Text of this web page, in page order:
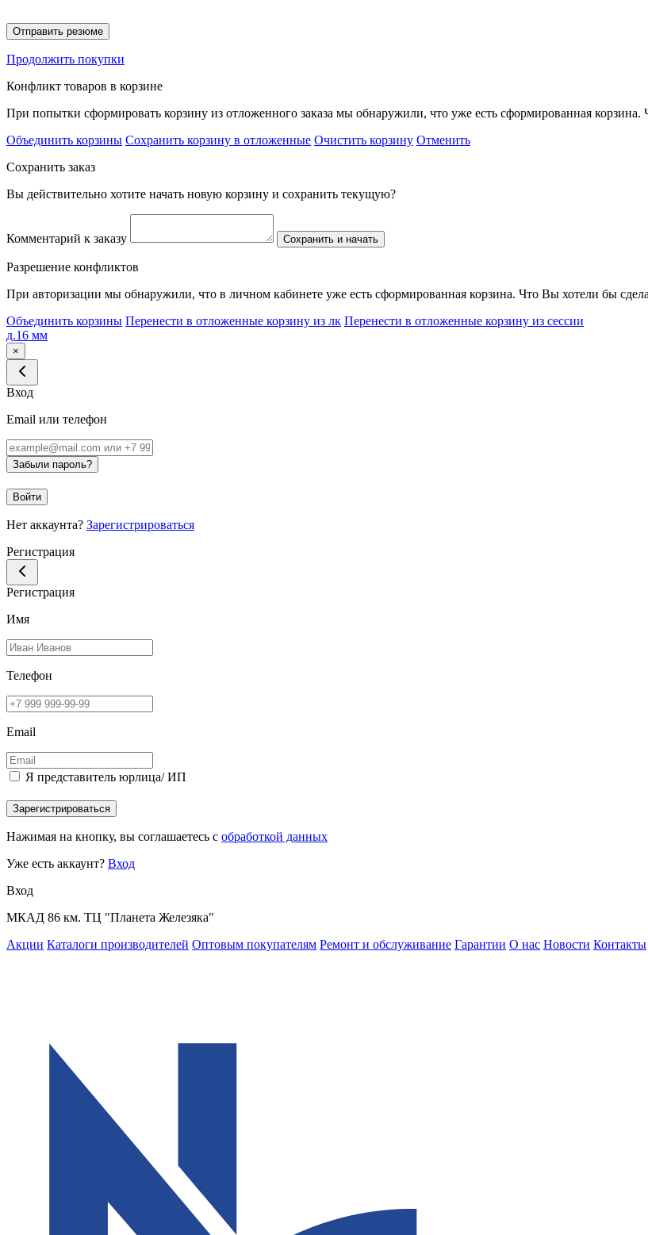
Отправить резюме
Продолжить покупки
Конфликт товаров в корзине
При попытки сформировать корзину из отложенного заказа мы обнаружили, что уже есть сформированная корзина.
Объединить корзины Сохранить корзину в отложенные Очистить корзину Отменить
Сохранить заказ
Вы действительно хотите начать новую корзину и сохранить текущую?
Комментарий к заказу Сохранить и начать
Разрешение конфликтов
При авторизации мы обнаружили, что в личном кабинете уже есть сформированная корзина. Что Вы хотели бы
Объединить корзины Перенести в отложенные корзину из лк Перенести в отложенные корзину из сессии
д.16 мм
×
Вход
Email или телефон
Забыли пароль?
Войти
Нет аккаунта? Зарегистрироваться
Регистрация
Регистрация
Имя
Телефон
Email
Я представитель юрлица/ ИП
Зарегистрироваться
Нажимая на кнопку, вы соглашаетесь с обработкой данных
Уже есть аккаунт? Вход
Вход
МКАД 86 км. ТЦ "Планета Железяка"
Акции Каталоги производителей Оптовым покупателям Ремонт и обслуживание Гарантии О нас Новости Контакты